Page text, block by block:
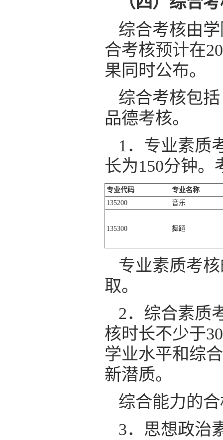
综合考核由
合考核预计在
果同时公布。
综合考核包
品德考核。
1．专业素质
长为150分钟。
专业代码
专业名称
135200
音乐
135300 舞蹈
专业素质考
取。
2．综合素质
核时长不少于
学业水平和综
新潜质。
综合能力的
3． 思想政治